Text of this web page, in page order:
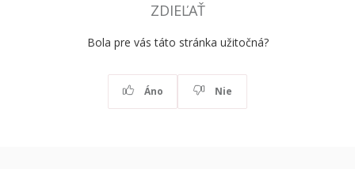
ZDIEĽAŤ
Bola pre vás táto stránka užitočná?
Áno Nie